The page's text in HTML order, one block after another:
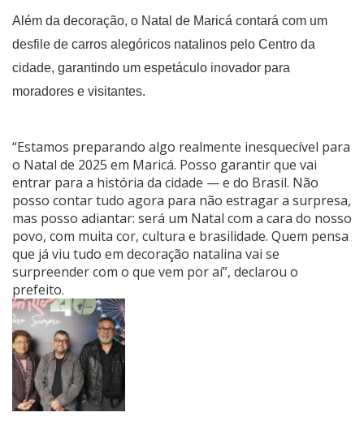
Além da decoração, o Natal de Maricá contará com um
desfile de carros alegóricos natalinos pelo Centro da
cidade, garantindo um espetáculo inovador para
moradores e visitantes.
“Estamos preparando algo realmente inesquecível para
o Natal de 2025 em Maricá. Posso garantir que vai
entrar para a história da cidade — e do Brasil. Não
posso contar tudo agora para não estragar a surpresa,
mas posso adiantar: será um Natal com a cara do nosso
povo, com muita cor, cultura e brasilidade. Quem pensa
que já viu tudo em decoração natalina vai se
surpreender com o que vem por aí”, declarou o
prefeito.